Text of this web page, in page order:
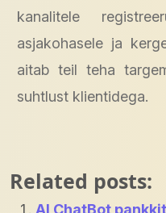
kanalitele
asjakohasele ja
aitab teil teha
suhtlust klientidega.
Related posts: